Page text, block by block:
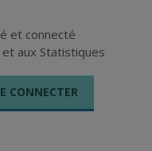
et connecté
aux Statistiques
CONNECTER